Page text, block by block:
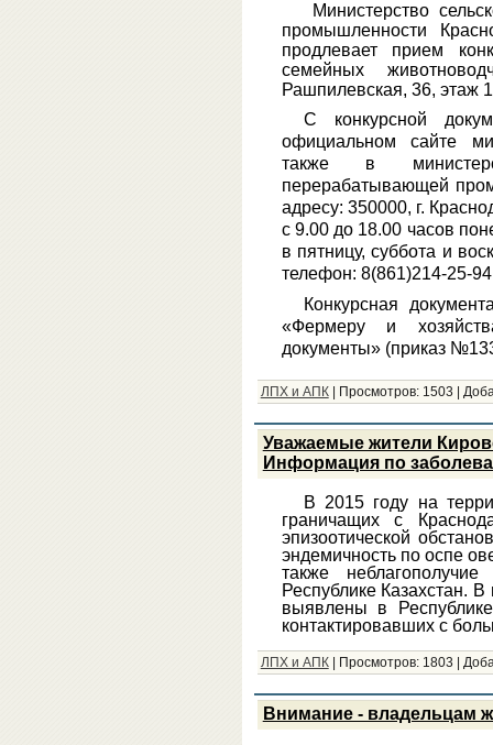
Министерство
промышленности
продлевает прием
семейных
Рашпилевская, 36, этаж
С конкурсной
официальном сайте
также в
перерабатывающей
адресу: 350000, г.
с 9.00 до 18.00 часов
в пятницу, суббота и
телефон: 8(861)214-25-
Конкурсная
«Фермеру и
документы» (приказ
ЛПХ и АПК| Просмотров: 1503
Уважаемые жители
Информация по
В 2015 году на
граничащих с
эпизоотической
эндемичность по оспе
также
Республике Казахстан.
выявлены в
контактировавших с
ЛПХ и АПК| Просмотров: 1803
Внимание - владельцам